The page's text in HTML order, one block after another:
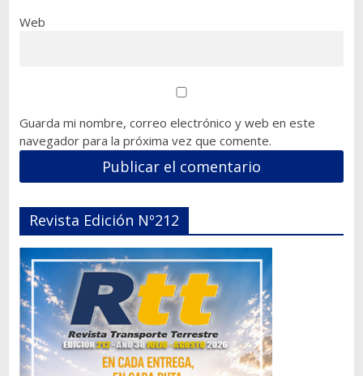
Web
Guarda mi nombre, correo electrónico y web en este
navegador para la próxima vez que comente.
Revista Edición Nº212